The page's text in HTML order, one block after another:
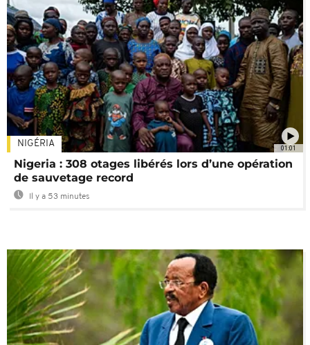
01:01
NIGÉRIA
Nigeria : 308 otages libérés lors d’une opération
de sauvetage record
Il y a 53 minutes